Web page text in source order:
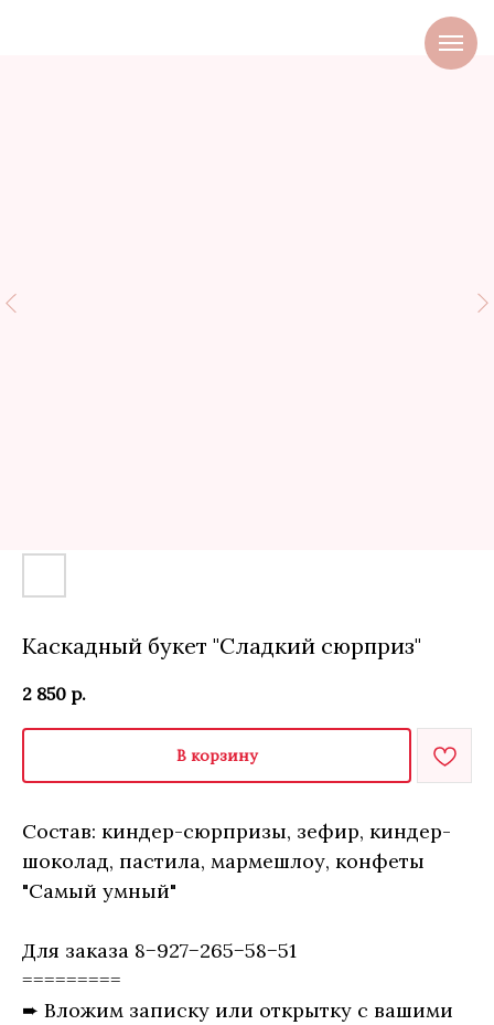
Каскадный букет "Сладкий сюрприз"
2 850 р.
В корзину
Состав: киндер-сюрпризы, зефир, киндер-
шоколад, пастила, мармешлоу, конфеты
"Самый умный"
Для заказа 8−927−265−58−51
=========
➨ Вложим записку или открытку с вашими